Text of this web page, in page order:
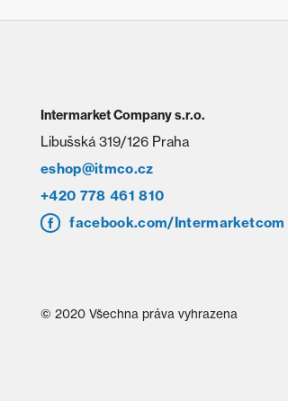
Intermarket Company s.r.o.
Libušská 319/126 Praha
eshop@itmco.cz
+420 778 461 810
facebook.com/Intermarketcom
© 2020 Všechna práva vyhrazena